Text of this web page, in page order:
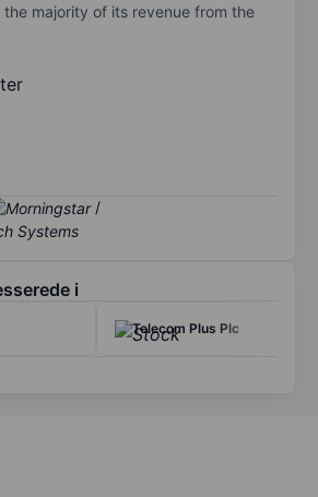
majority of its revenue from the
/
i
Telecom Plus Plc